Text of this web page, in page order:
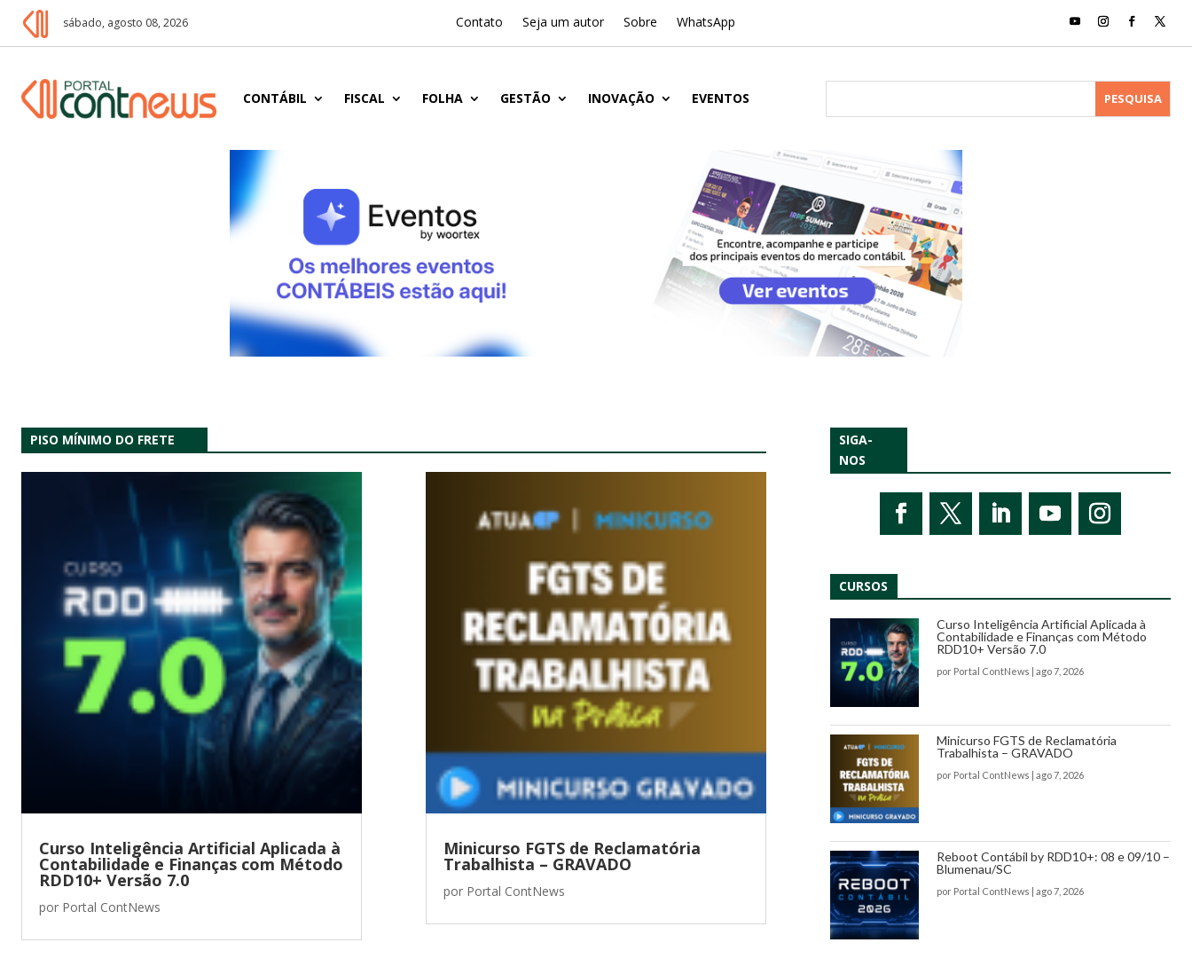
sábado, agosto 08, 2026 Contato Seja um autor Sobre WhatsApp
CONTÁBIL FISCAL FOLHA GESTÃO INOVAÇÃO EVENTOS
PISO MÍNIMO DO FRETE
Curso Inteligência Artificial Aplicada à
Contabilidade e Finanças com Método
RDD10+ Versão 7.0
por Portal ContNews
Minicurso FGTS de Reclamatória
Trabalhista – GRAVADO
por Portal ContNews
SIGA-
NOS
CURSOS
Curso Inteligência Artificial Aplicada à
Contabilidade e Finanças com Método
RDD10+ Versão 7.0
por Portal ContNews | ago 7, 2026
Minicurso FGTS de Reclamatória
Trabalhista – GRAVADO
por Portal ContNews | ago 7, 2026
Reboot Contábil by RDD10+: 08 e 09/10 –
Blumenau/SC
por Portal ContNews | ago 7, 2026